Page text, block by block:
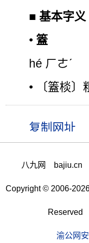
■基本字义
•篕
hé ㄏㄜˊ
• 〔篕棪〕
八九网 bajiu.cn
Copyright © 2006-
Reserved
渝公网